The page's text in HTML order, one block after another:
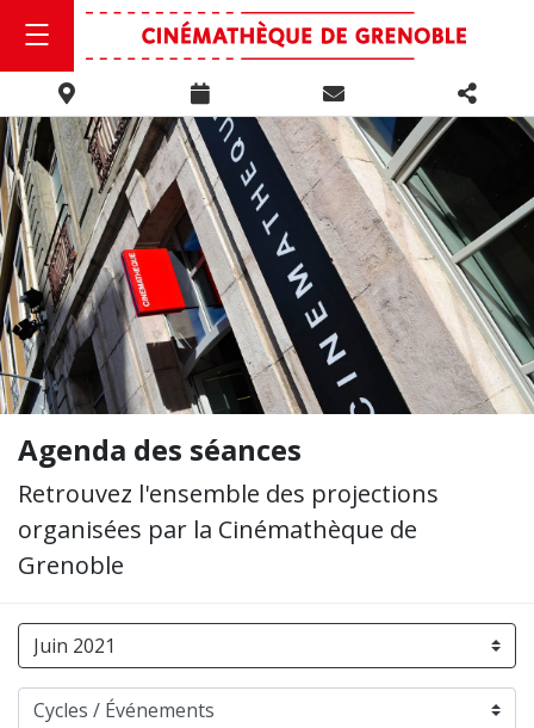
Agenda des séances
Retrouvez l'ensemble des projections
organisées par la Cinémathèque de
Grenoble